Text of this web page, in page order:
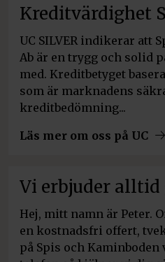
Kreditvärdighet
UC SILVER indikerar att
Ab är en trygg och solid
med. Kreditbetyget
som är marknadens
kreditbedömning...
Läs mer om oss på UC
Vi erbjuder
Hej, mitt namn är Peter.
en kostnadsfri offert,
på Spis och